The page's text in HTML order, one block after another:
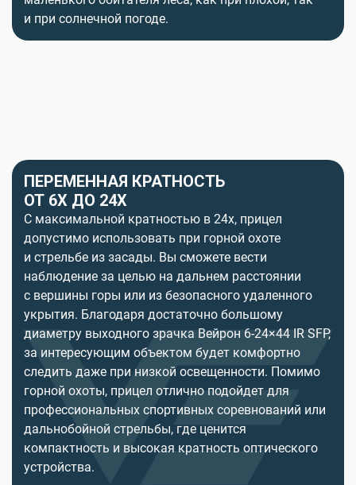
и при солнечной погоде.
ПЕРЕМЕННАЯ КРАТНОСТЬ
ОТ 6X ДО 24X
С максимальной кратностью в 24x, прицел
допустимо использовать при горной охоте
и стрельбе из засады. Вы сможете вести
наблюдение за целью на дальнем расстоянии
с вершины горы или из безопасного удаленного
укрытия. Благодаря достаточно большому
диаметру выходного зрачка Вейрон 6-24×44 IR SFP,
за интересующим объектом будет комфортно
следить даже при низкой освещенности. Помимо
горной охоты, прицел отлично подойдет для
профессиональных спортивных соревнований или
дальнобойной стрельбы, где ценится
компактность и высокая кратность оптического
устройства.